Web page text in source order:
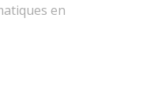
en